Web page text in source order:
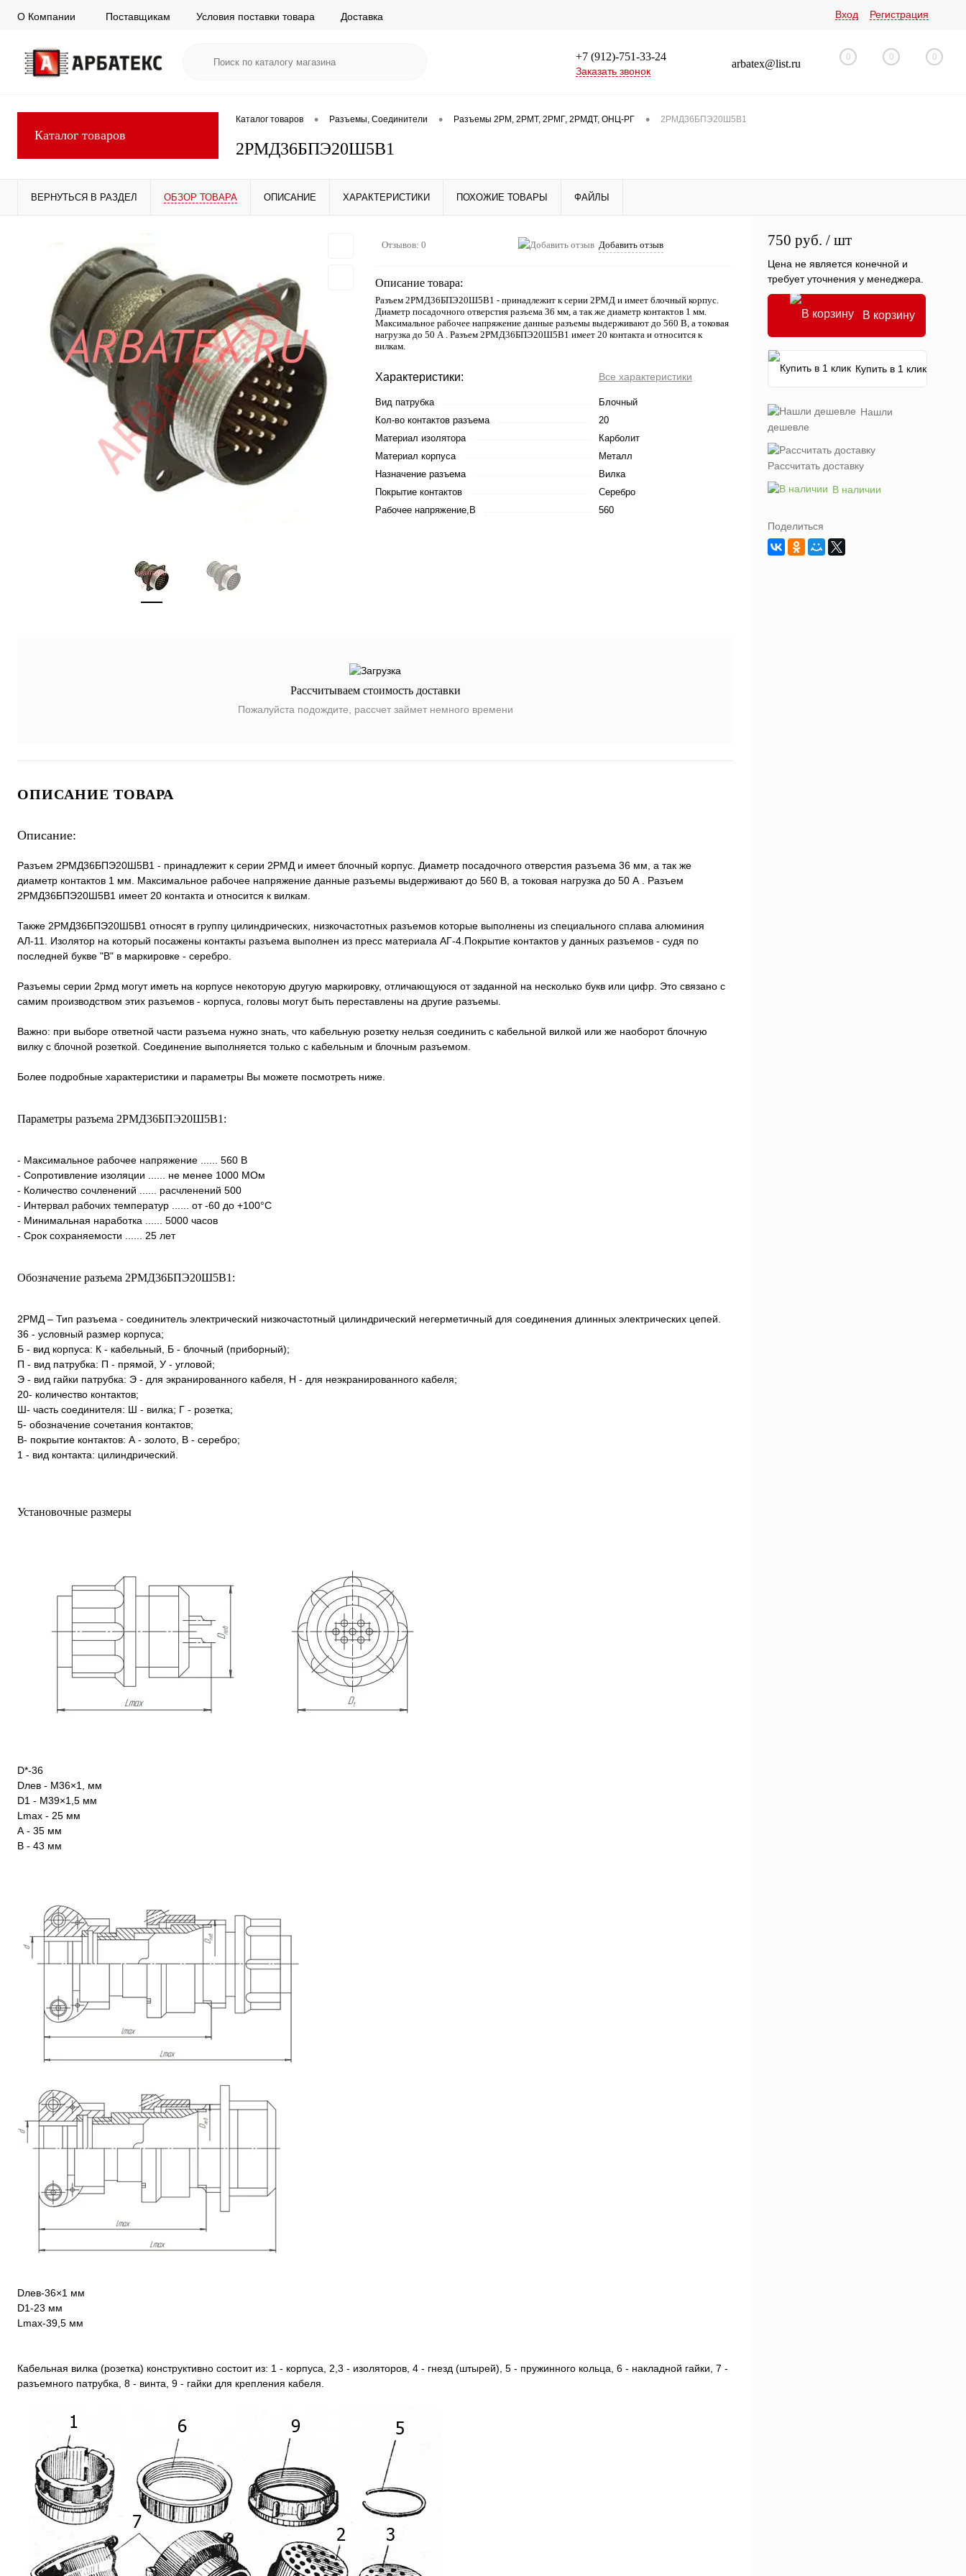
О Компании Поставщикам Условия поставки товара Доставка Вход Регистрация
+7 (912)-751-33-24
Заказать звонок
arbatex@list.ru
0 0 0
Каталог товаров
Каталог товаров • Разъемы, Соединители • Разъемы 2РМ, 2РМТ, 2РМГ, 2РМДТ, ОНЦ-РГ • 2РМД36БПЭ20Ш5В1
2РМД36БПЭ20Ш5В1
ВЕРНУТЬСЯ В РАЗДЕЛ ОБЗОР ТОВАРА ОПИСАНИЕ ХАРАКТЕРИСТИКИ ПОХОЖИЕ ТОВАРЫ ФАЙЛЫ
Отзывов: 0 Добавить отзыв
Описание товара:
Разъем 2РМД36БПЭ20Ш5В1 - принадлежит к серии 2РМД и имеет блочный корпус.
Диаметр посадочного отверстия разъема 36 мм, а так же диаметр контактов 1 мм.
Максимальное рабочее напряжение данные разъемы выдерживают до 560 В, а токовая
нагрузка до 50 А . Разъем 2РМД36БПЭ20Ш5В1 имеет 20 контакта и относится к
вилкам.
Характеристики: Все характеристики
Вид патрубка
Блочный
Кол-во контактов разъема
20
Материал изолятора
Карболит
Материал корпуса
Металл
Назначение разъема
Вилка
Покрытие контактов
Серебро
Рабочее напряжение,В
560
Рассчитываем стоимость доставки
Пожалуйста подождите, рассчет займет немного времени
ОПИСАНИЕ ТОВАРА
Описание:
Разъем 2РМД36БПЭ20Ш5В1 - принадлежит к серии 2РМД и имеет блочный корпус. Диаметр посадочного отверстия разъема 36 мм, а так же
диаметр контактов 1 мм. Максимальное рабочее напряжение данные разъемы выдерживают до 560 В, а токовая нагрузка до 50 А . Разъем
2РМД36БПЭ20Ш5В1 имеет 20 контакта и относится к вилкам.
Также 2РМД36БПЭ20Ш5В1 относят в группу цилиндрических, низкочастотных разъемов которые выполнены из специального сплава алюминия
АЛ-11. Изолятор на который посажены контакты разъема выполнен из пресс материала АГ-4.Покрытие контактов у данных разъемов - судя по
последней букве "В" в маркировке - серебро.
Разъемы серии 2рмд могут иметь на корпусе некоторую другую маркировку, отличающуюся от заданной на несколько букв или цифр. Это связано с
самим производством этих разъемов - корпуса, головы могут быть переставлены на другие разъемы.
Важно: при выборе ответной части разъема нужно знать, что кабельную розетку нельзя соединить с кабельной вилкой или же наоборот блочную
вилку с блочной розеткой. Соединение выполняется только с кабельным и блочным разъемом.
Более подробные характеристики и параметры Вы можете посмотреть ниже.
Параметры разъема 2РМД36БПЭ20Ш5В1:
- Максимальное рабочее напряжение ...... 560 В
- Сопротивление изоляции ...... не менее 1000 МОм
- Количество сочленений ...... расчленений 500
- Интервал рабочих температур ...... от -60 до +100°С
- Минимальная наработка ...... 5000 часов
- Срок сохраняемости ...... 25 лет
Обозначение разъема 2РМД36БПЭ20Ш5В1:
2РМД – Тип разъема - соединитель электрический низкочастотный цилиндрический негерметичный для соединения длинных электрических цепей.
36 - условный размер корпуса;
Б - вид корпуса: К - кабельный, Б - блочный (приборный);
П - вид патрубка: П - прямой, У - угловой;
Э - вид гайки патрубка: Э - для экранированного кабеля, Н - для неэкранированного кабеля;
20- количество контактов;
Ш- часть соединителя: Ш - вилка; Г - розетка;
5- обозначение сочетания контактов;
В- покрытие контактов: А - золото, В - серебро;
1 - вид контакта: цилиндрический.
Установочные размеры
D*-36
Dлев - М36×1, мм
D1 - М39×1,5 мм
Lmax - 25 мм
А - 35 мм
В - 43 мм
Dлев-36×1 мм
D1-23 мм
Lmax-39,5 мм
Кабельная вилка (розетка) конструктивно состоит из: 1 - корпуса, 2,3 - изоляторов, 4 - гнезд (штырей), 5 - пружинного кольца, 6 - накладной гайки, 7 -
разъемного патрубка, 8 - винта, 9 - гайки для крепления кабеля.
750 руб. / шт
Цена не является конечной и
требует уточнения у менеджера.
В корзину
Купить в 1 клик
Нашли
дешевле
Рассчитать доставку
В наличии
Поделиться